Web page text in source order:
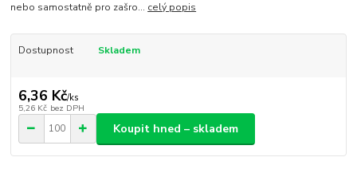
nebo samostatně pro zašro... celý popis
Dostupnost Skladem
6,36 Kč/ks
5,26 Kč bez DPH
Koupit hned – skladem